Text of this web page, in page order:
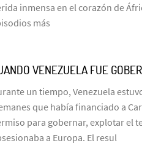
inmensa en el corazón de
más
VENEZUELA FUE
un tiempo, Venezuela
que había financiado a
para gobernar, explotar el
a Europa. El resul